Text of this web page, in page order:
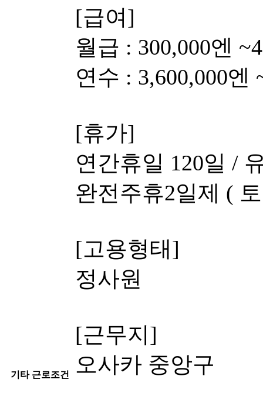
기타 근로조건
[급여]
월급 : 300,000엔
연수 : 3,600,000엔
[휴가]
연간휴일 120일 /
완전주휴2일제 (
[고용형태]
정사원
[근무지]
오사카 중앙구